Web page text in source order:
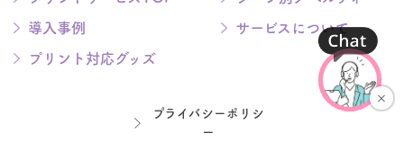
導入事例 サービスについて
プリント対応グッズ
プライバシーポリシ
ー